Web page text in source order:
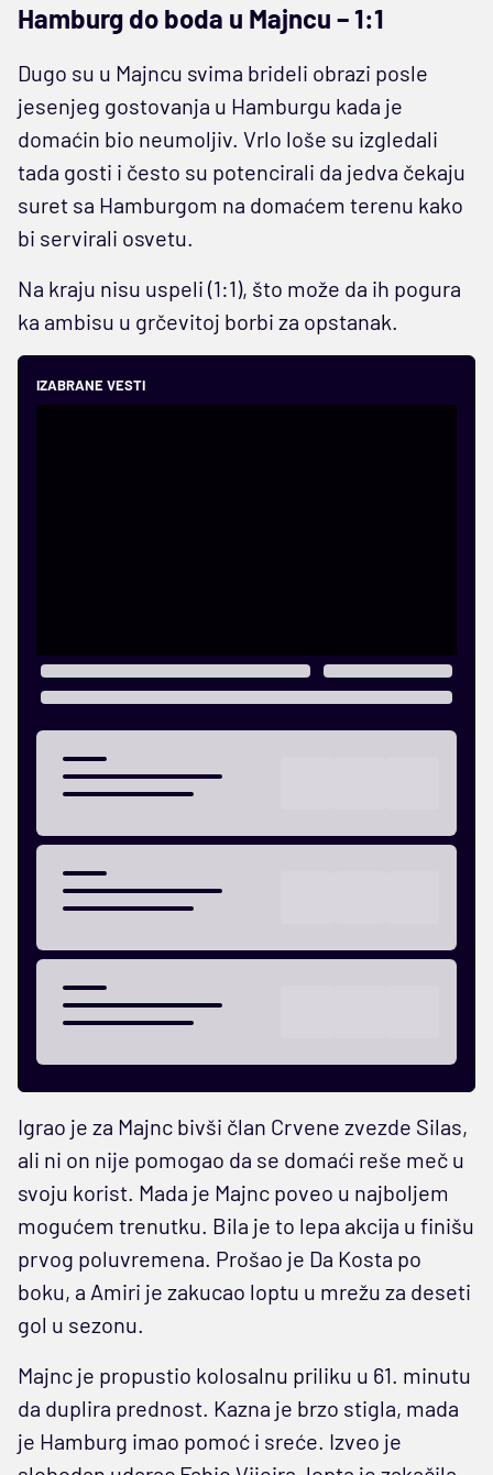
Hamburg do boda u Majncu – 1:1
Dugo su u Majncu svima brideli obrazi posle
jesenjeg gostovanja u Hamburgu kada je
domaćin bio neumoljiv. Vrlo loše su izgledali
tada gosti i često su potencirali da jedva čekaju
suret sa Hamburgom na domaćem terenu kako
bi servirali osvetu.
Na kraju nisu uspeli (1:1), što može da ih pogura
ka ambisu u grčevitoj borbi za opstanak.
IZABRANE VESTI
Igrao je za Majnc bivši član Crvene zvezde Silas,
ali ni on nije pomogao da se domaći reše meč u
svoju korist. Mada je Majnc poveo u najboljem
mogućem trenutku. Bila je to lepa akcija u finišu
prvog poluvremena. Prošao je Da Kosta po
boku, a Amiri je zakucao loptu u mrežu za deseti
gol u sezonu.
Majnc je propustio kolosalnu priliku u 61. minutu
da duplira prednost. Kazna je brzo stigla, mada
je Hamburg imao pomoć i sreće. Izveo je